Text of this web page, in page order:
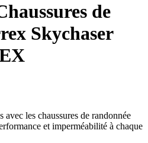
de
Skychaser
les chaussures de randonnée
et imperméabilité à chaque